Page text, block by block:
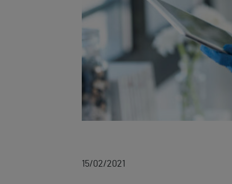
15/02/2021